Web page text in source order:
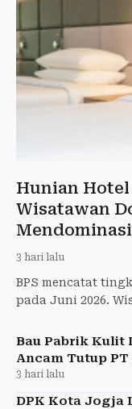
Hunian
Wisatawan
Mendominasi
3 hari lalu
BPS mencatat
pada Juni 2026.
Bau Pabrik Kulit
Ancam Tutup PT
3 hari lalu
DPK Kota Jogja